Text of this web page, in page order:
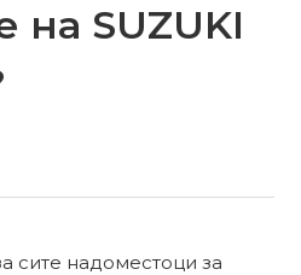
на SUZUKI
сите надоместоци за